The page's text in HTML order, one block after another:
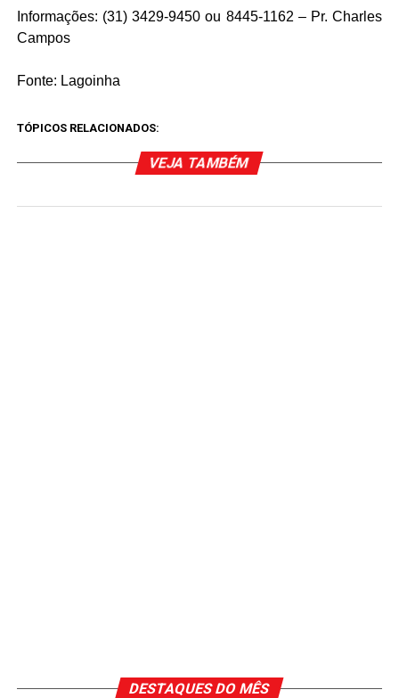
Informações: (31) 3429-9450 ou 8445-1162 – Pr. Charles
Campos
Fonte: Lagoinha
TÓPICOS RELACIONADOS:
VEJA TAMBÉM
DESTAQUES DO MÊS